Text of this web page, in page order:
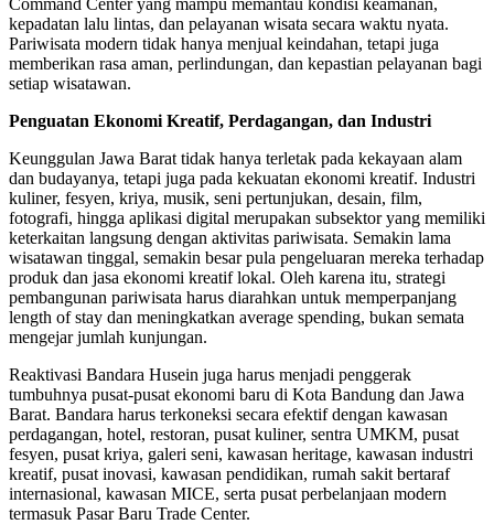
kepadatan lalu lintas, dan pelayanan wisata secara waktu nyata.
Pariwisata modern tidak hanya menjual keindahan, tetapi juga
memberikan rasa aman, perlindungan, dan kepastian pelayanan bagi
setiap wisatawan.
Penguatan Ekonomi Kreatif, Perdagangan, dan Industri
Keunggulan Jawa Barat tidak hanya terletak pada kekayaan alam
dan budayanya, tetapi juga pada kekuatan ekonomi kreatif. Industri
kuliner, fesyen, kriya, musik, seni pertunjukan, desain, film,
fotografi, hingga aplikasi digital merupakan subsektor yang memiliki
keterkaitan langsung dengan aktivitas pariwisata. Semakin lama
wisatawan tinggal, semakin besar pula pengeluaran mereka terhadap
produk dan jasa ekonomi kreatif lokal. Oleh karena itu, strategi
pembangunan pariwisata harus diarahkan untuk memperpanjang
length of stay dan meningkatkan average spending, bukan semata
mengejar jumlah kunjungan.
Reaktivasi Bandara Husein juga harus menjadi penggerak
tumbuhnya pusat-pusat ekonomi baru di Kota Bandung dan Jawa
Barat. Bandara harus terkoneksi secara efektif dengan kawasan
perdagangan, hotel, restoran, pusat kuliner, sentra UMKM, pusat
fesyen, pusat kriya, galeri seni, kawasan heritage, kawasan industri
kreatif, pusat inovasi, kawasan pendidikan, rumah sakit bertaraf
internasional, kawasan MICE, serta pusat perbelanjaan modern
termasuk Pasar Baru Trade Center.